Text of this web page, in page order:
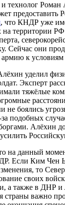
технолог Роман
предоставить
, что КНДР уже
на территории
Сейчас они
армию к
уделил
Эксперт
тяжёлые
не боялись
за подобных
Алёхин
на данный
Если Ким Чен
то
своих
а также в ДНР
страны важно